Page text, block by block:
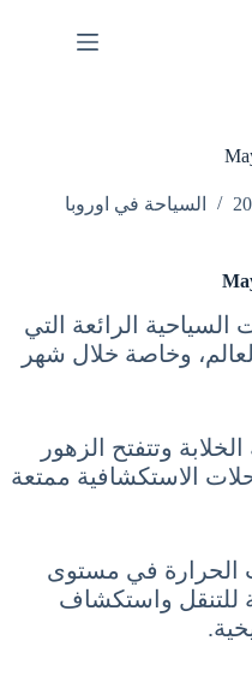
السياحة في اوروبا
السياحية الرائعة التي
وخاصة خلال شهر
وتتفتح الزهور
الاستكشافية ممتعة
الحرارة في مستوى
للتنقل واستكشاف